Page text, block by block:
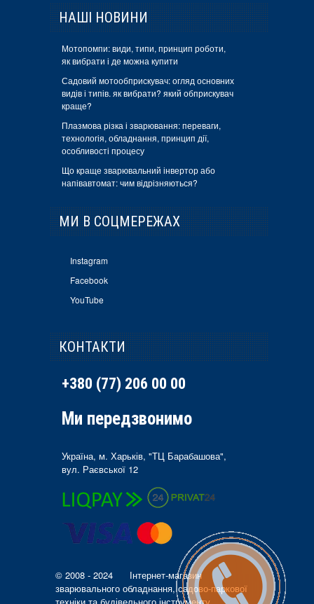
НАШІ НОВИНИ
Мотопомпи: види, типи, принцип роботи,
як вибрати і де можна купити
Садовий мотообприскувач: огляд основних
видів і типів. як вибрати? який обприскувач
краще?
Плазмова різка і зварювання: переваги,
технологія, обладнання, принцип дії,
особливості процесу
Що краще зварювальний інвертор або
напівавтомат: чим відрізняються?
МИ В СОЦМЕРЕЖАХ
Instagram
Facebook
YouTube
КОНТАКТИ
+380 (77) 206 00 00
Ми передзвонимо
Україна, м. Харьків, "ТЦ Барабашова",
вул. Раєвської 12
© 2008 - 2024
Інтернет-магазин
зварювального обладнання, садово-паркової